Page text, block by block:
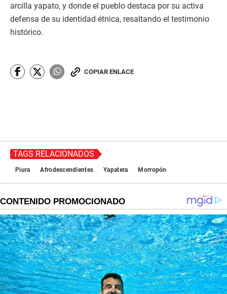
arcilla yapato, y donde el pueblo destaca por su activa
defensa de su identidad étnica, resaltando el testimonio
histórico.
COPIAR ENLACE
TAGS RELACIONADOS
Piura Afrodescendientes Yapatera Morropón